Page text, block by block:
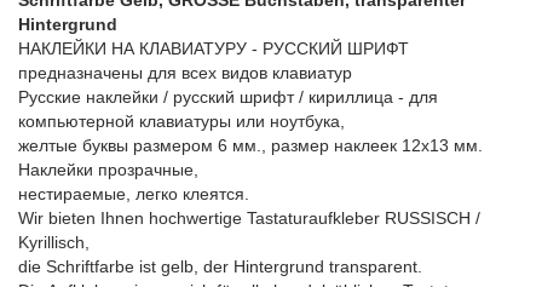
Hintergrund
НАКЛЕЙКИ НА КЛАВИАТУРУ - РУССКИЙ ШРИФТ
предназначены для всех видов клавиатур
Русские наклейки / русский шрифт / кириллица - для
компьютерной клавиатуры или ноутбука,
желтые буквы размером 6 мм., размер наклеек 12х13 мм.
Наклейки прозрачные,
нестираемые, легко клеятся.
Wir bieten Ihnen hochwertige Tastaturaufkleber RUSSISCH /
Kyrillisch,
die Schriftfarbe ist gelb, der Hintergrund transparent.